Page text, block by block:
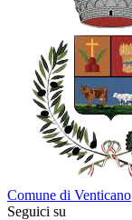
Comune di Venticano
Seguici su